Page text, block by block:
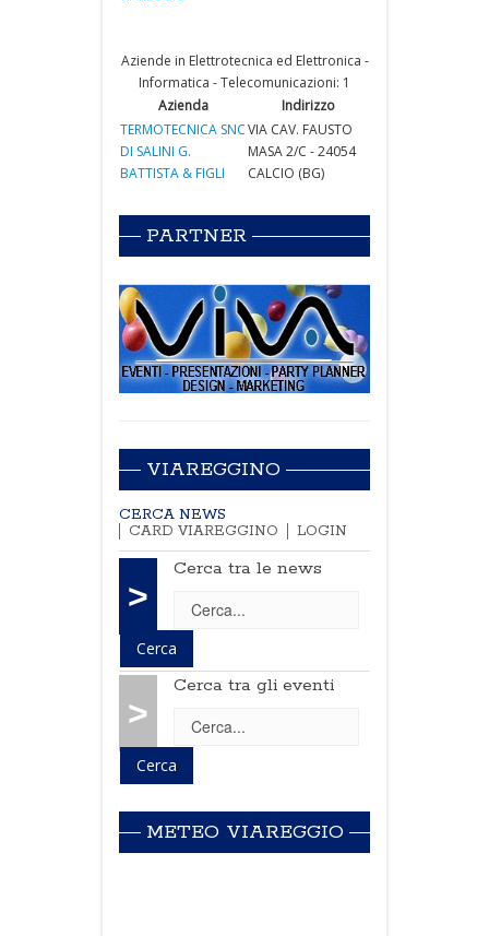
Aziende in Elettrotecnica ed Elettronica -
Informatica - Telecomunicazioni: 1
Azienda
Indirizzo
TERMOTECNICA SNC
DI SALINI G.
BATTISTA & FIGLI
VIA CAV. FAUSTO
MASA 2/C - 24054
CALCIO (BG)
PARTNER
VIAREGGINO
CERCA NEWS
CARD VIAREGGINO
LOGIN
>
Cerca tra le news
>
Cerca tra gli eventi
METEO VIAREGGIO